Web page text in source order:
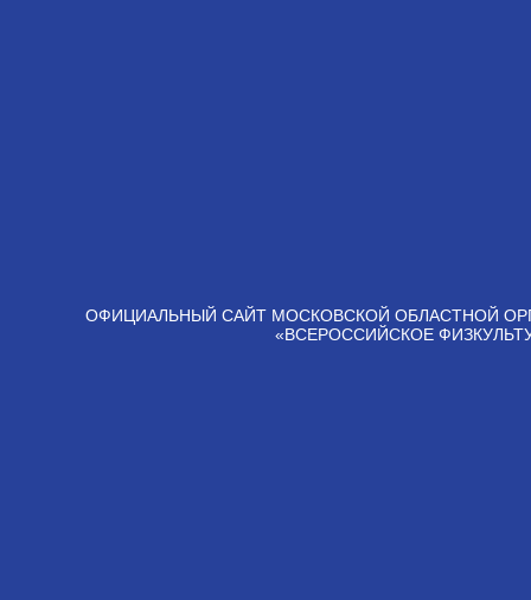
ОФИЦИАЛЬНЫЙ САЙТ МОСКОВСКОЙ ОБЛАСТНОЙ
«ВСЕРОССИЙСКОЕ